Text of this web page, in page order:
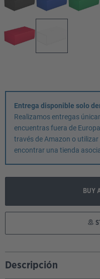
Entrega disponible solo
Realizamos entregas
encuentras fuera de
través de Amazon o
encontrar una tienda
BUY
Descripción